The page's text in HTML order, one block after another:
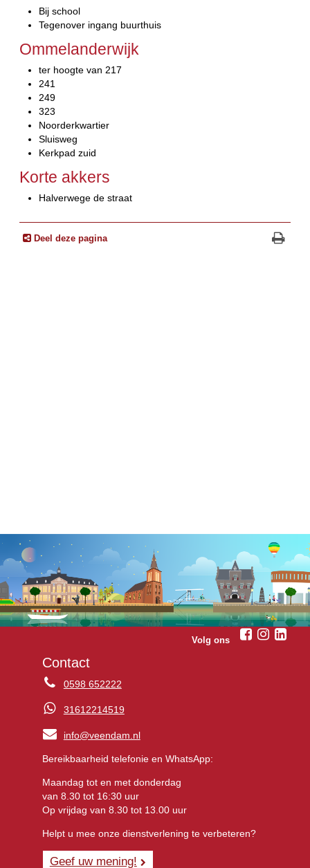
Bij school
Tegenover ingang buurthuis
Ommelanderwijk
ter hoogte van 217
241
249
323
Noorderkwartier
Sluisweg
Kerkpad zuid
Korte akkers
Halverwege de straat
Deel deze pagina
Volg ons
Contact
0598 652222
31612214519
info@veendam.nl
Bereikbaarheid telefonie en WhatsApp:
Maandag tot en met donderdag
van 8.30 tot 16:30 uur
Op vrijdag van 8.30 tot 13.00 uur
Helpt u mee onze dienstverlening te verbeteren?
Geef uw mening!